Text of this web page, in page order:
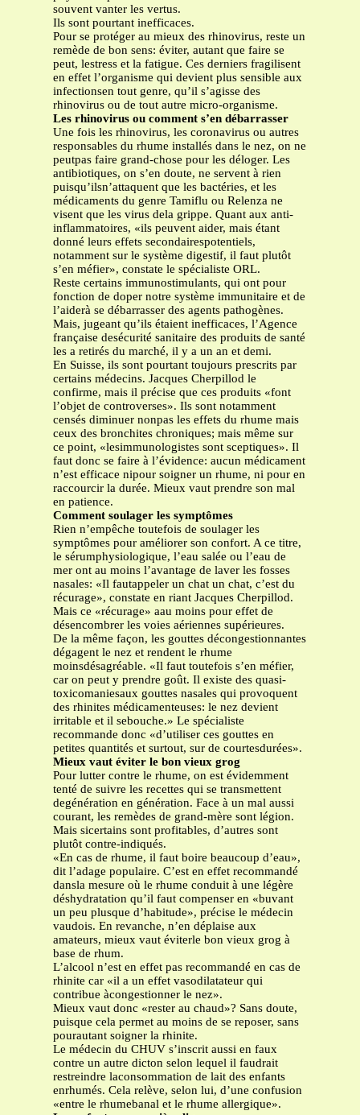
souvent vanter les vertus.
Ils sont pourtant inefficaces.
Pour se protéger au mieux des rhinovirus, reste un
remède de bon sens: éviter, autant que faire se
peut, lestress et la fatigue. Ces derniers fragilisent
en effet l’organisme qui devient plus sensible aux
infectionsen tout genre, qu’il s’agisse des
rhinovirus ou de tout autre micro-organisme.
Les rhinovirus ou comment s’en débarrasser
Une fois les rhinovirus, les coronavirus ou autres
responsables du rhume installés dans le nez, on ne
peutpas faire grand-chose pour les déloger. Les
antibiotiques, on s’en doute, ne servent à rien
puisqu’ilsn’attaquent que les bactéries, et les
médicaments du genre Tamiflu ou Relenza ne
visent que les virus dela grippe. Quant aux anti-
inflammatoires, «ils peuvent aider, mais étant
donné leurs effets secondairespotentiels,
notamment sur le système digestif, il faut plutôt
s’en méfier», constate le spécialiste ORL.
Reste certains immunostimulants, qui ont pour
fonction de doper notre système immunitaire et de
l’aiderà se débarrasser des agents pathogènes.
Mais, jugeant qu’ils étaient inefficaces, l’Agence
française desécurité sanitaire des produits de santé
les a retirés du marché, il y a un an et demi.
En Suisse, ils sont pourtant toujours prescrits par
certains médecins. Jacques Cherpillod le
confirme, mais il précise que ces produits «font
l’objet de controverses». Ils sont notamment
censés diminuer nonpas les effets du rhume mais
ceux des bronchites chroniques; mais même sur
ce point, «lesimmunologistes sont sceptiques». Il
faut donc se faire à l’évidence: aucun médicament
n’est efficace nipour soigner un rhume, ni pour en
raccourcir la durée. Mieux vaut prendre son mal
en patience.
Comment soulager les symptômes
Rien n’empêche toutefois de soulager les
symptômes pour améliorer son confort. A ce titre,
le sérumphysiologique, l’eau salée ou l’eau de
mer ont au moins l’avantage de laver les fosses
nasales: «Il fautappeler un chat un chat, c’est du
récurage», constate en riant Jacques Cherpillod.
Mais ce «récurage» aau moins pour effet de
désencombrer les voies aériennes supérieures.
De la même façon, les gouttes décongestionnantes
dégagent le nez et rendent le rhume
moinsdésagréable. «Il faut toutefois s’en méfier,
car on peut y prendre goût. Il existe des quasi-
toxicomaniesaux gouttes nasales qui provoquent
des rhinites médicamenteuses: le nez devient
irritable et il sebouche.» Le spécialiste
recommande donc «d’utiliser ces gouttes en
petites quantités et surtout, sur de courtesdurées».
Mieux vaut éviter le bon vieux grog
Pour lutter contre le rhume, on est évidemment
tenté de suivre les recettes qui se transmettent
degénération en génération. Face à un mal aussi
courant, les remèdes de grand-mère sont légion.
Mais sicertains sont profitables, d’autres sont
plutôt contre-indiqués.
«En cas de rhume, il faut boire beaucoup d’eau»,
dit l’adage populaire. C’est en effet recommandé
dansla mesure où le rhume conduit à une légère
déshydratation qu’il faut compenser en «buvant
un peu plusque d’habitude», précise le médecin
vaudois. En revanche, n’en déplaise aux
amateurs, mieux vaut éviterle bon vieux grog à
base de rhum.
L’alcool n’est en effet pas recommandé en cas de
rhinite car «il a un effet vasodilatateur qui
contribue àcongestionner le nez».
Mieux vaut donc «rester au chaud»? Sans doute,
puisque cela permet au moins de se reposer, sans
pourautant soigner la rhinite.
Le médecin du CHUV s’inscrit aussi en faux
contre un autre dicton selon lequel il faudrait
restreindre laconsommation de lait des enfants
enrhumés. Cela relève, selon lui, d’une confusion
«entre le rhumebanal et le rhume allergique».